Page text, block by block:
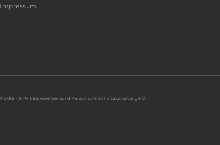
Impressum
© 2018 - IVPS Interessenverbund Persönliche Schutzausrüstung e.V.